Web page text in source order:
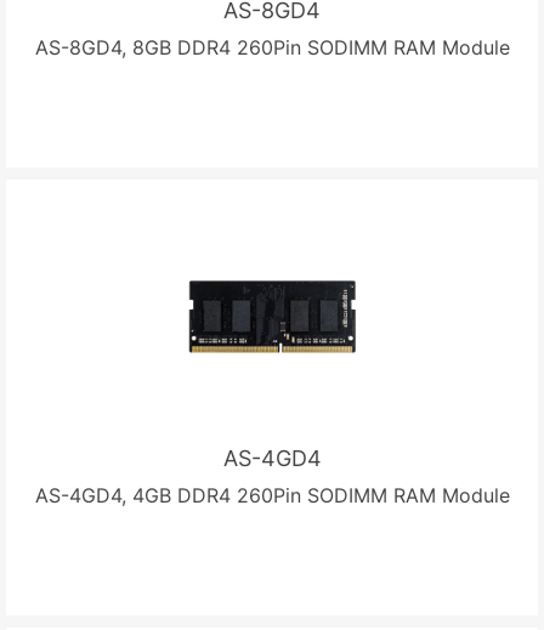
AS-8GD4
AS-8GD4, 8GB DDR4 260Pin SODIMM RAM Module
AS-4GD4
AS-4GD4, 4GB DDR4 260Pin SODIMM RAM Module